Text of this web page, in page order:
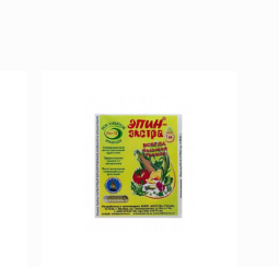
И УДОБРЕНИЯ
ИНТЕРЬЕРА